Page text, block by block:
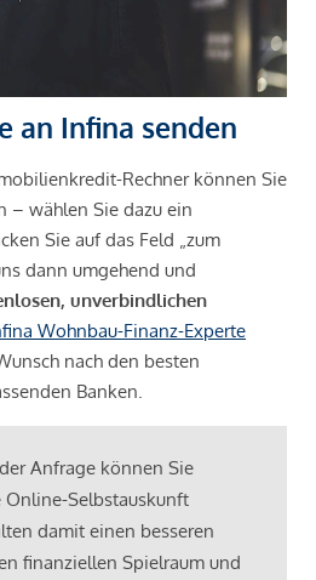
an Infina senden
Rechner können Sie
– wählen Sie dazu ein
Sie auf das Feld „zum
dann umgehend und
unverbindlichen
Wohnbau-Finanz-Experte
nach den besten
Banken.
Anfrage können Sie
Online-Selbstauskunft
damit einen besseren
finanziellen Spielraum und